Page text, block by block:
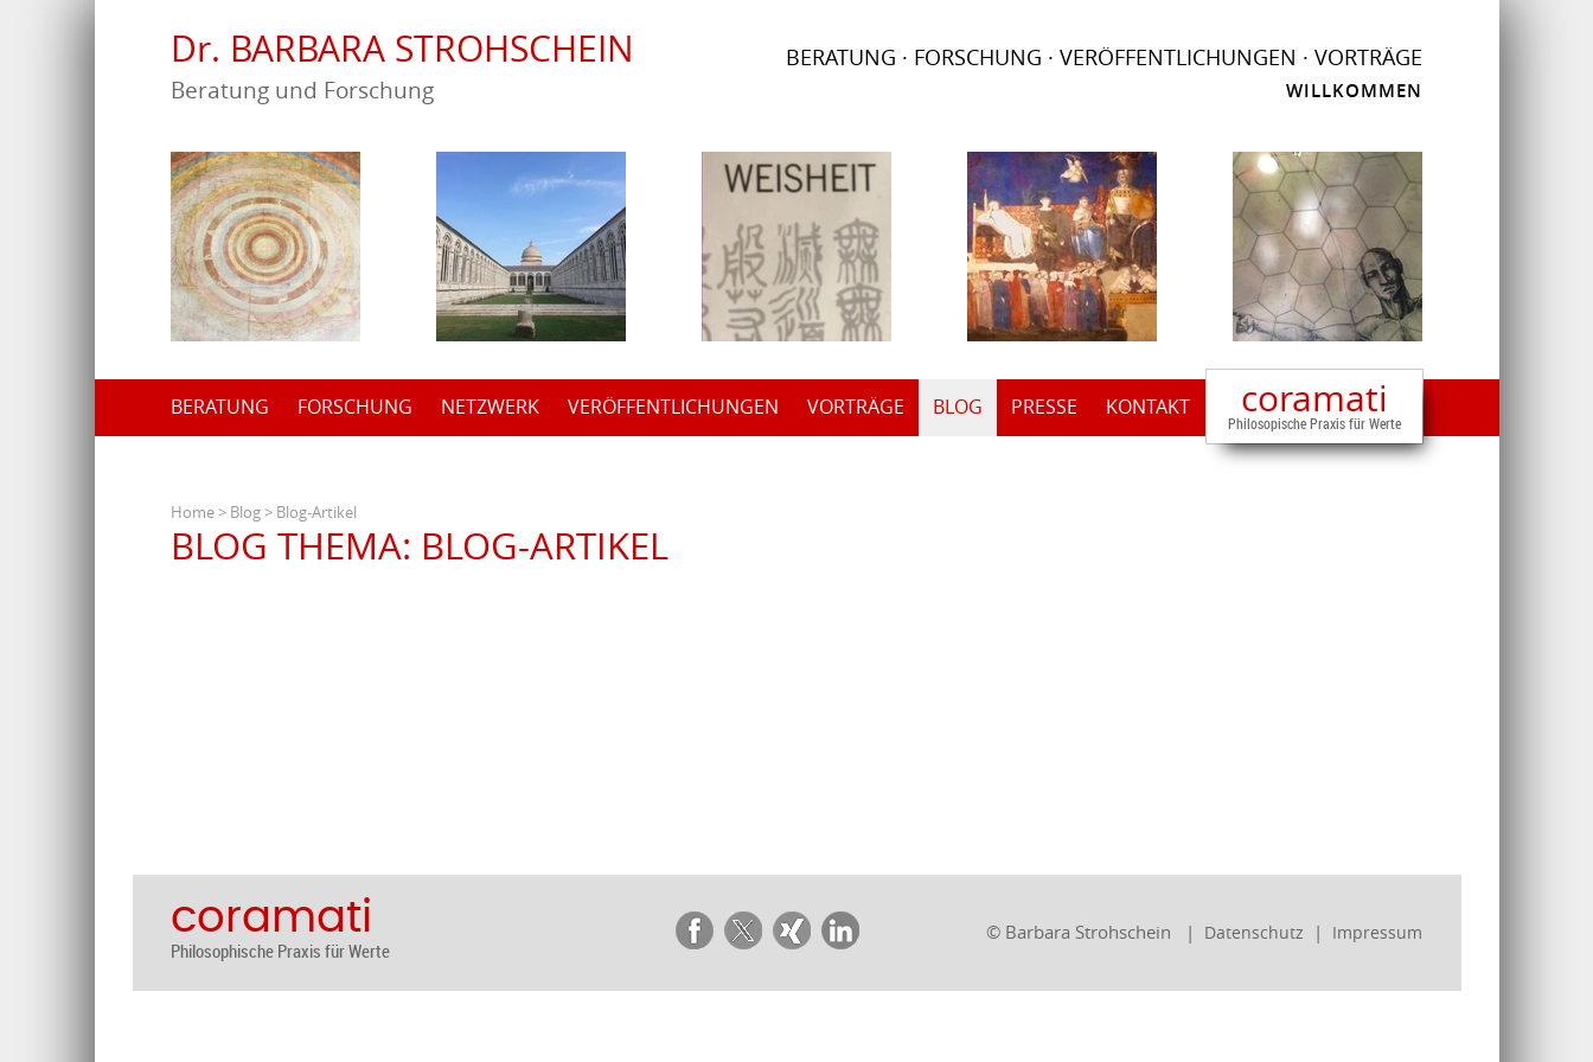
Dr. BARBARA STROHSCHEIN
Beratung und Forschung
BERATUNG · FORSCHUNG · VERÖFFENTLICHUNGEN · VORTRÄGE
WILLKOMMEN
BERATUNG FORSCHUNG NETZWERK VERÖFFENTLICHUNGEN VORTRÄGE BLOG PRESSE KONTAKT coramati
Philosopische Praxis für Werte
Home> Blog> Blog-Artikel
BLOG THEMA: BLOG-ARTIKEL
coramati
Philosophische Praxis für Werte
© Barbara Strohschein Impressum
Datenschutz